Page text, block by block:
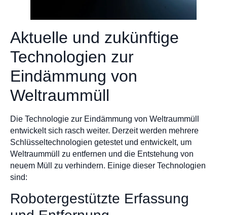
Aktuelle und zukünftige
Technologien zur
Eindämmung von
Weltraummüll
Die Technologie zur Eindämmung von Weltraummüll
entwickelt sich rasch weiter. Derzeit werden mehrere
Schlüsseltechnologien getestet und entwickelt, um
Weltraummüll zu entfernen und die Entstehung von
neuem Müll zu verhindern. Einige dieser Technologien
sind:
Robotergestützte Erfassung